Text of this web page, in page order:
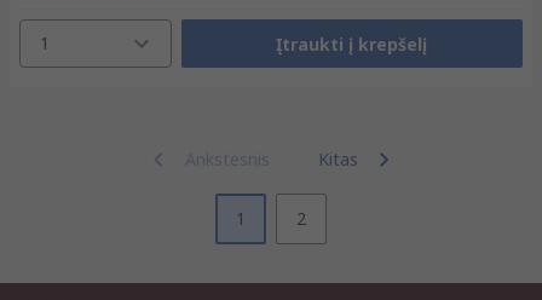
1 Įtraukti į krepšelį
Ankstesnis Kitas
1 2